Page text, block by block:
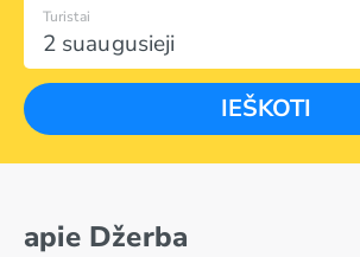
2 suaugusieji
Turistai
IEŠKOTI
apie Džerba